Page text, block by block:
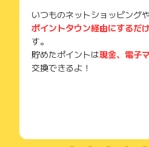
さい。
※必ずポイントタウンお問合せフ
します
・お申込日時
・受付番号
・申込完了メールの添付
ざいます。
いつものネットショッピング
ポイントタウン経由にするだけ
す。
貯めたポイントは現金、電子
交換できるよ！